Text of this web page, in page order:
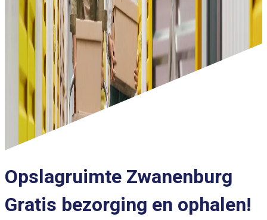
Opslagruimte Zwanenburg
Gratis bezorging en ophalen!